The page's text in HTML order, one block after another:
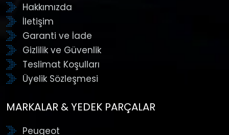
Hakkımızda
İletişim
Garanti ve İade
Gizlilik ve Güvenlik
Teslimat Koşulları
Üyelik Sözleşmesi
MARKALAR & YEDEK PARÇALAR
Peugeot